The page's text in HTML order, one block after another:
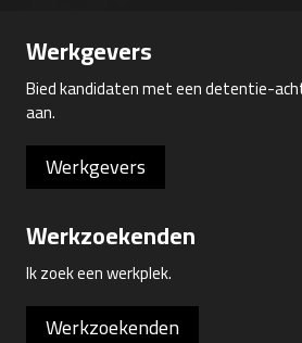
Werkgevers
Bied kandidaten met een detentie-
aan.
Werkgevers
Werkzoekenden
Ik zoek een werkplek.
Werkzoekenden